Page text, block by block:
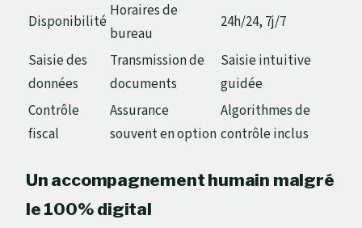
Disponibilité
Horaires de
bureau
24h/24, 7j/7
Saisie des
données
Transmission de
documents
Saisie intuitive
guidée
Contrôle
fiscal
Assurance
souvent en option
Algorithmes de
contrôle inclus
Un accompagnement humain malgré
le 100% digital